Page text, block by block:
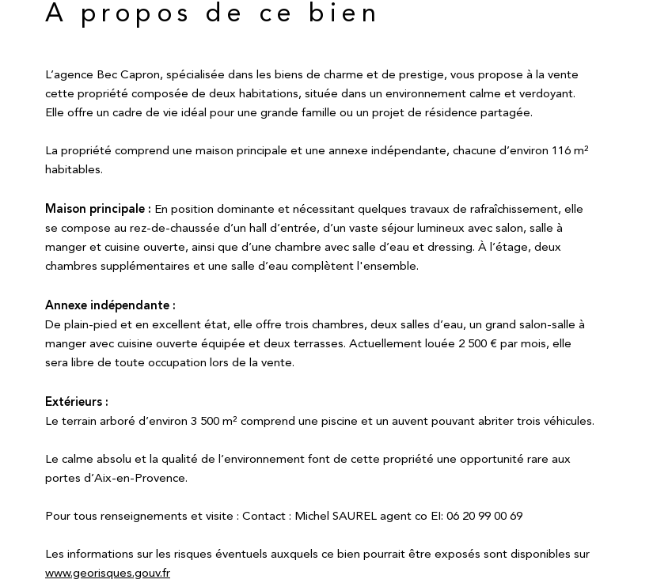
A propos de ce bien
L’agence Bec Capron, spécialisée dans les biens de charme et de prestige, vous propose à la vente
cette propriété composée de deux habitations, située dans un environnement calme et verdoyant.
Elle offre un cadre de vie idéal pour une grande famille ou un projet de résidence partagée.
La propriété comprend une maison principale et une annexe indépendante, chacune d’environ 116 m²
habitables.
Maison principale : En position dominante et nécessitant quelques travaux de rafraîchissement, elle
se compose au rez-de-chaussée d’un hall d’entrée, d’un vaste séjour lumineux avec salon, salle à
manger et cuisine ouverte, ainsi que d’une chambre avec salle d’eau et dressing. À l’étage, deux
chambres supplémentaires et une salle d’eau complètent l'ensemble.
Annexe indépendante :
De plain-pied et en excellent état, elle offre trois chambres, deux salles d’eau, un grand salon-salle à
manger avec cuisine ouverte équipée et deux terrasses. Actuellement louée 2 500 € par mois, elle
sera libre de toute occupation lors de la vente.
Extérieurs :
Le terrain arboré d’environ 3 500 m² comprend une piscine et un auvent pouvant abriter trois véhicules.
Le calme absolu et la qualité de l’environnement font de cette propriété une opportunité rare aux
portes d’Aix-en-Provence.
Pour tous renseignements et visite : Contact : Michel SAUREL agent co EI: 06 20 99 00 69
Les informations sur les risques éventuels auxquels ce bien pourrait être exposés sont disponibles sur
www.georisques.gouv.fr